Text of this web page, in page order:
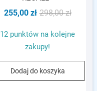
298,00zł
255,00 zł
wynosi:
12 punktów na kolejne
zakupy!
Dodaj do koszyka